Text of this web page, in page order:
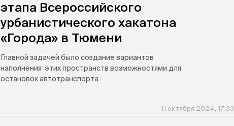
этапа Всероссийского
урбанистического хакатона
«Города» в Тюмени
Главной задачей было создание вариантов
наполнения этих пространств возможностями для
остановок автотранспорта.
11 октября 2024, 17:33